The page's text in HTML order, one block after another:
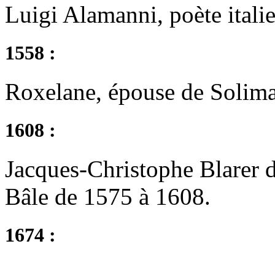
Luigi Alamanni, poète
1558 :
Roxelane, épouse de
1608 :
Jacques-Christophe Blarer
Bâle de 1575 à 1608.
1674 :